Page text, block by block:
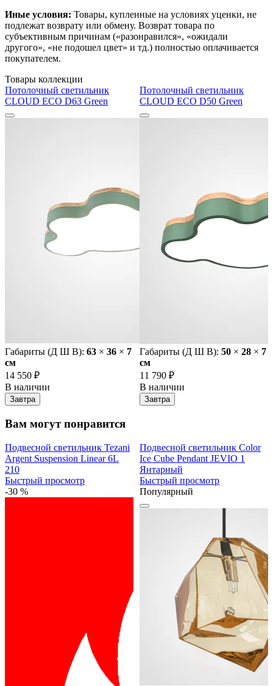
Иные условия: Товары, купленные на условиях уценки, не
подлежат возврату или обмену. Возврат товара по
субъективным причинам («разонравился», «ожидали
другого», «не подошел цвет» и тд.) полностью оплачивается
покупателем.
Товары коллекции
Потолочный светильник
CLOUD ECO D63 Green
Габариты (Д Ш В): 63 × 36 × 7
cм
14 550 ₽
В наличии
Завтра
Потолочный светильник
CLOUD ECO D50 Green
Габариты (Д Ш В): 50 × 28 × 7
cм
11 790 ₽
В наличии
Завтра
Вам могут понравится
Подвесной светильник Tezani
Argent Suspension Linear 6L
210
Быстрый просмотр
-30 %
Подвесной светильник Color
Ice Cube Pendant JEVIO 1
Янтарный
Быстрый просмотр
Популярный